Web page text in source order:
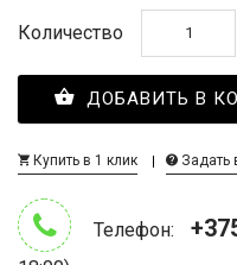
Количество
ДОБАВИТЬ В
Купить в 1 клик Задать
Телефон: